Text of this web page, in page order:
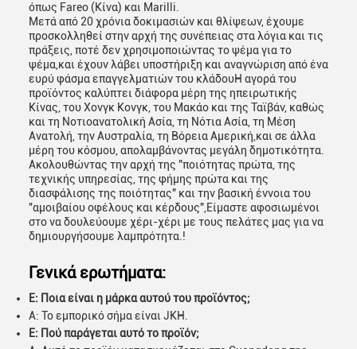
όπως Fareo (Κίνα) και Marilli.
Μετά από 20 χρόνια δοκιμασιών και θλίψεων, έχουμε
προσκολληθεί στην αρχή της συνέπειας στα λόγια και τις
πράξεις, ποτέ δεν χρησιμοποιώντας το ψέμα για το
ψέμα,και έχουν λάβει υποστήριξη και αναγνώριση από ένα
ευρύ φάσμα επαγγελματιών του κλάδουΗ αγορά του
προϊόντος καλύπτει διάφορα μέρη της ηπειρωτικής
Κίνας, του Χονγκ Κονγκ, του Μακάο και της Ταϊβάν, καθώς
και τη Νοτιοανατολική Ασία, τη Νότια Ασία, τη Μέση
Ανατολή, την Αυστραλία, τη Βόρεια Αμερική,και σε άλλα
μέρη του κόσμου, απολαμβάνοντας μεγάλη δημοτικότητα.
Ακολουθώντας την αρχή της "ποιότητας πρώτα, της
τεχνικής υπηρεσίας, της φήμης πρώτα και της
διασφάλισης της ποιότητας" και την βασική έννοια του
"αμοιβαίου οφέλους και κέρδους",Είμαστε αφοσιωμένοι
στο να δουλεύουμε χέρι-χέρι με τους πελάτες μας για να
δημιουργήσουμε λαμπρότητα.!
Γενικά ερωτήματα:
Ε: Ποια είναι η μάρκα αυτού του προϊόντος;
Α: Το εμπορικό σήμα είναι JKH.
Ε: Πού παράγεται αυτό το προϊόν;